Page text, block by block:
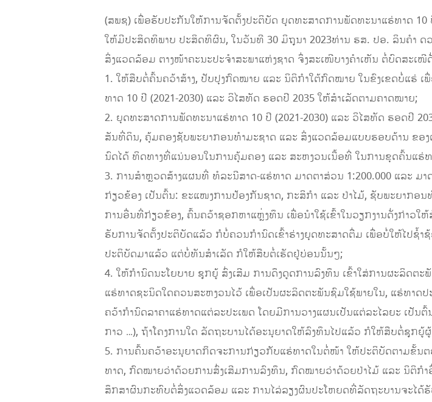
(ສພຊ) ເພື່ອຮັບປະກັນໃຫ້ການຈັດຕັ້ງປະຕິບັດ ຍຸດທະສາດການພັດທະນາແຮ່ທາດ 10
ໃຫ້ມີປະສິດທິພາບ ປະສິດທິຜົນ, ໃນວັນທີ 30 ມິຖຸນາ 2023ທ່ານ ຮສ. ປອ. ລິນຄໍາ ດ
ສິ່ງແວດລ້ອມ ຕາງໜ້າຄະນະປະຈໍາສະພາແຫ່ງຊາດ ຈຶ່ງສະເໜີບາງຄໍາເຫັນ ຕໍ່ບົດສະເໜີ
1. ໃຫ້ສືບຕໍ່ຄົ້ນຄວ້າສ້າງ, ປັບປຸງກົດໝາຍ ແລະ ນິຕິກຳໃຕ້ກົດໝາຍ ໃນຂົງເຂດບໍ່ແຮ່
ທາດ 10 ປີ (2021-2030) ແລະ ວິໄສທັດ ຮອດປີ 2035 ໃຫ້ສໍາເລັດຕາມຄາດໝາຍ;
2. ຍຸດທະສາດການພັດທະນາແຮ່ທາດ 10 ປີ (2021-2030) ແລະ ວິໄສທັດ ຮອດປີ
ສັນທີ່ດິນ, ຄຸ້ມຄອງຊັບພະຍາກອນທໍາມະຊາດ ແລະ ສິ່ງແວດລ້ອມແບບຮອບດ້ານ ຂອ
ນົດໄດ້ ທິດທາງທີ່ແນ່ນອນໃນການຄຸ້ມຄອງ ແລະ ສະຫງວນເນື້ອທີ່ ໃນການຂຸດຄົ້ນແ
3. ການສໍາຫຼວດສ້າງແຜນທີ່ ທໍລະນີສາດ-ແຮ່ທາດ ມາດຕາສ່ວນ 1:200.000 ແລະ
ກ່ຽວຂ້ອງ ເປັນຕົ້ນ: ຂະແໜງການປ້ອງກັນຊາດ, ກະສິກໍາ ແລະ ປ່າໄມ້, ຊັບພະຍາກອ
ການອື່ນທີ່ກ່ຽວຂ້ອງ, ຄົ້ນຄວ້າຊອກຫາແຫຼ່ງທຶນ ເພື່ອນໍາໃຊ້ເຂົ້າໃນວຽກງານດັ່ງກ່າວ
ຮັບການຈັດຕັ້ງປະຕິບັດແລ້ວ ກໍບໍ່ຄວນກໍານົດເຂົ້າຮ່າງຍຸດທະສາດຕື່ມ ເພື່ອບໍ່ໃຫ້ໄປ
ປະຕິບັດມາແລ້ວ ແຕ່ບໍ່ທັນສຳເລັດ ກໍໃຫ້ສືບຕໍ່ເຮັດຢູ່ບ່ອນນັ້ນໆ;
4. ໃຫ້ກຳນົດນະໂຍບາຍ ຊຸກຍູ້ ສົ່ງເສີມ ການດຶງດູດການລົງທຶນ ເຂົ້າໃສ່ການຜະລິດຕ
ແຮ່ທາດຊະນິດໃດຄວນສະຫງວນໄວ້ ເພື່ອເປັນຜະລິດຕະພັນຊົມໃຊ້ພາຍໃນ, ແຮ່ທາດ
ຄວ້າກໍານົດລາຄາແຮ່ທາດແຕ່ລະປະເພດ ໂດຍມີການວາງແຜນເປັນແຕ່ລະໄລຍະ ເ
ກາວ …), ຖ້າໂຄງການໃດ ລັດຖະບານໄດ້ອະນຸຍາດໃຫ້ລົງທຶນໄປແລ້ວ ກໍໃຫ້ສືບຕໍ່ຊຸ
5. ການຄົ້ນຄວ້າອະນຸຍາດກິດຈະການກ່ຽວກັບແຮ່ທາດໃນຕໍ່ໜ້າ ໃຫ້ປະຕິບັດຕາມຂັ້ນ
ທາດ, ກົດໝາຍວ່າດ້ວຍການສົ່ງເສີມການລົງທຶນ, ກົດໝາຍວ່າດ້ວຍປ່າໄມ້ ແລະ ນິຕິກໍ
ສຶກສາຜົນກະທົບຕໍ່ສິ່ງແວດລ້ອມ ແລະ ການໄລ່ລຽງຜົນປະໂຫຍດທີ່ລັດຖະບານຈະໄດ້